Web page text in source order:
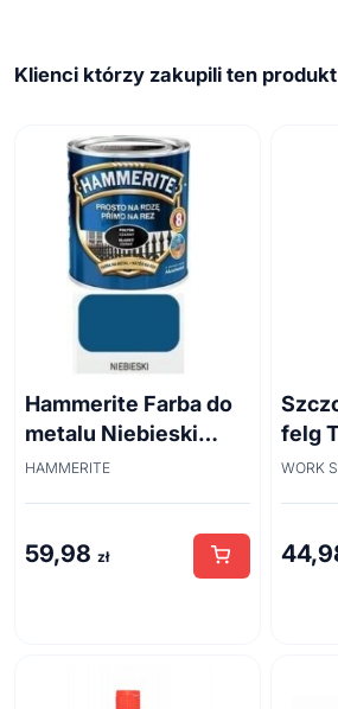
Klienci którzy zakupili ten
Hammerite Farba do
metalu Niebieski
połysk 0,7 l
HAMMERITE
59,98 zł
felg
WORK